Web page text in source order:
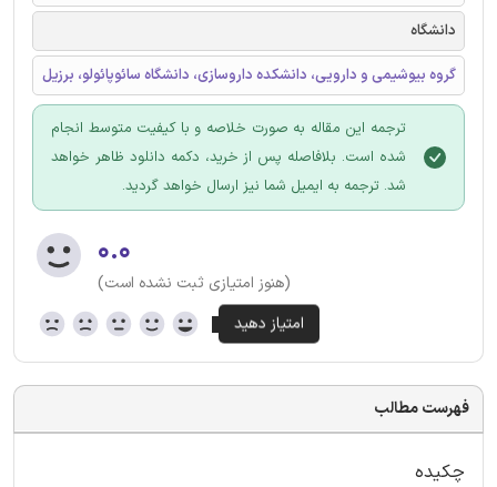
دانشگاه
گروه بیوشیمی و دارویی، دانشکده داروسازی، دانشگاه سائوپائولو، برزیل
ترجمه این مقاله به صورت خلاصه و با کیفیت متوسط انجام
شده است. بلافاصله پس از خرید، دکمه دانلود ظاهر خواهد
شد. ترجمه به ایمیل شما نیز ارسال خواهد گردید.
۰.۰
(هنوز امتیازی ثبت نشده است)
فهرست مطالب
چکیده